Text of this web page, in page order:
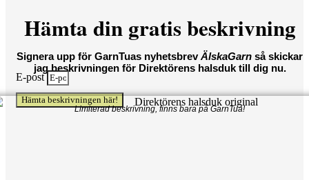
Hämta din gratis beskrivning
Signera upp för GarnTuas nyhetsbrevÄlskaGarn så skickar
jag beskrivningen för Direktörens halsduk till dig nu.
E-post
Hämta beskrivningen här!
Limiterad beskrivning, finns bara på GarnTua!